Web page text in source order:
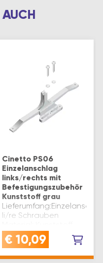
Cinetto PS06
Einzelanschlag
links/rechts mit
Befestigungszubehör
Kunststoff grau
li/re Schrauben
Type: PS06
Oberfläche: grau
€ 10,09